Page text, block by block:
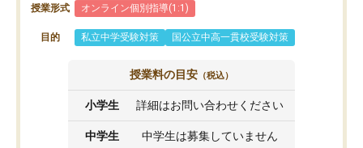
授業形式 オンライン個別指導(1:1)
目的 私立中学受験対策 国公立中高一貫校受験対策
授業料の目安 （税込）
小学生 詳細はお問い合わせください
中学生 中学生は募集していません